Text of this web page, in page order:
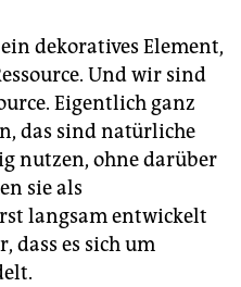
dekoratives Element,
Und wir sind
Eigentlich ganz
das sind natürliche
nutzen, ohne darüber
sie als
langsam entwickelt
dass es sich um